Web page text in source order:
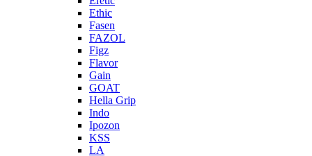
Ethic
Fasen
FAZOL
Figz
Flavor
Gain
GOAT
Hella Grip
Indo
Ipozon
KSS
LA